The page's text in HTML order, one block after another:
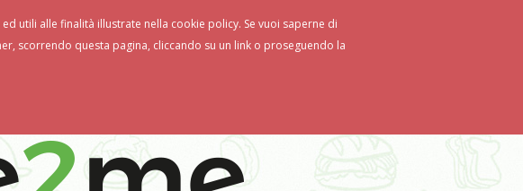
utili alle finalità illustrate nella cookie policy. Se vuoi saperne di
scorrendo questa pagina, cliccando su un link o proseguendo la